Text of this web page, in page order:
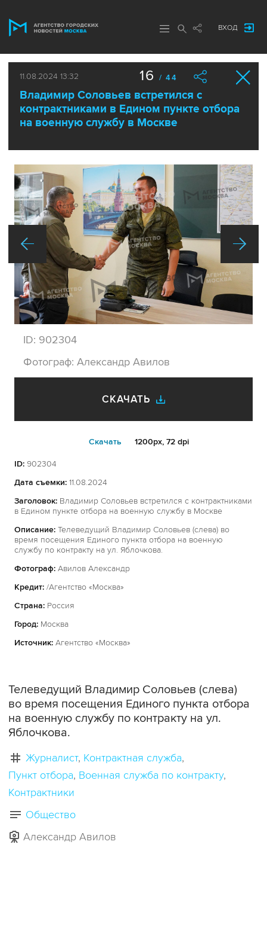
ВХОД
11.08.2024 13:32
Владимир Соловьев встретился с
контрактниками в Едином пункте отбора
на военную службу в Москве
16 / 44
ID: 902304
Фотограф: Александр Авилов
СКАЧАТЬ
Cкачать 1200px, 72 dpi
ID: 902304
Дата съемки: 11.08.2024
Заголовок: Владимир Соловьев встретился с контрактниками
в Едином пункте отбора на военную службу в Москве
Описание: Телеведущий Владимир Соловьев (слева) во
время посещения Единого пункта отбора на военную
службу по контракту на ул. Яблочкова.
Фотограф: Авилов Александр
Кредит: /Агентство «Москва»
Страна: Россия
Город: Москва
Источник: Агентство «Москва»
Телеведущий Владимир Соловьев (слева)
во время посещения Единого пункта отбора
на военную службу по контракту на ул.
Яблочкова.
Журналист Контрактная служба
Пункт отбора Военная служба по контракту
Контрактники
Общество
Александр Авилов